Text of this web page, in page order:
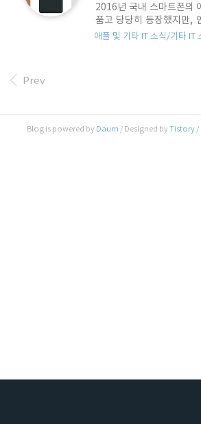
2016년 국내 스마트폰의
품고 당당히 등장했지만,
은 생을 마감한 삼성의 갤
관심을 끌었던 키워드를
수, 하이파이 오디오 지
인 스마트폰은 갤럭시 노
라 가까운 나라 일본
애플 및 기타 IT 소식/기타 IT
Prev
Blog is powered by Daum / Designed byTistory /